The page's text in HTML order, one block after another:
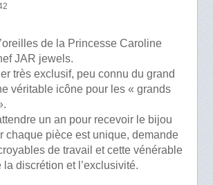
de la Princesse Caroline
JAR jewels.
très exclusif, peu connu du grand
véritable icône pour les « grands
un an pour recevoir le bijou
chaque pièce est unique, demande
de travail et cette vénérable
discrétion et l’exclusivité.